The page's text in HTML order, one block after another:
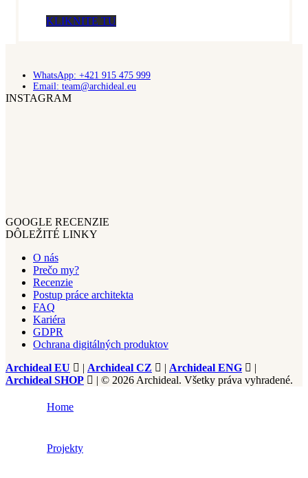
KLIKNITE TU
WhatsApp: +421 915 475 999
Email: team@archideal.eu
INSTAGRAM
GOOGLE RECENZIE
DÔLEŽITÉ LINKY
O nás
Prečo my?
Recenzie
Postup práce architekta
FAQ
Kariéra
GDPR
Ochrana digitálných produktov
Archideal EU
| Archideal CZ | Archideal ENG
|
Archideal SHOP
| © 2026 Archideal. Všetky práva vyhradené.
Home
Projekty